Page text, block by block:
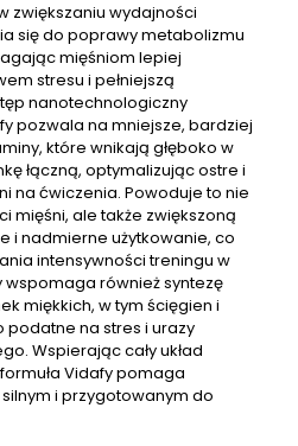
zwiększaniu wydajności
się do poprawy metabolizmu
mięśniom lepiej
stresu i pełniejszą
nanotechnologiczny
pozwala na mniejsze, bardziej
które wnikają głęboko w
łączną, optymalizując ostre i
na ćwiczenia. Powoduje to nie
mięśni, ale także zwiększoną
i nadmierne użytkowanie, co
intensywności treningu w
wspomaga również syntezę
miękkich, w tym ścięgien i
podatne na stres i urazy
Wspierając cały układ
Vidafy pomaga
i przygotowanym do